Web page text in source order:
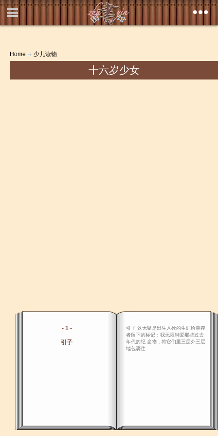
Home 少儿读物
十六岁少女
- 1 -
引子
引子 这无疑是出生入死的生涯给幸存
者留下的标记：我无限钟爱那些过去
年代的纪 念物，将它们里三层外三层
地包裹住